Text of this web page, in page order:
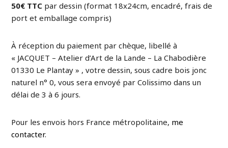
50€ TTC par dessin (format 18x24cm, encadré, frais de
port et emballage compris)
À réception du paiement par chèque, libellé à
« JACQUET – Atelier d’Art de la Lande – La Chabodière
01330 Le Plantay » , votre dessin, sous cadre bois jonc
naturel n° 0, vous sera envoyé par Colissimo dans un
délai de 3 à 6 jours.
Pour les envois hors France métropolitaine, me
contacter.